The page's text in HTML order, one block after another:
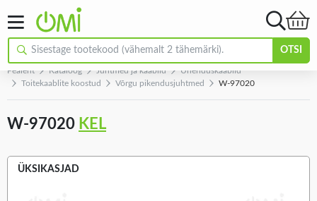
OTSI
Pealeht Kataloog Juhtmed ja kaablid
Ühenduskaablid
Toitekaablite koostud
Võrgu pikendusjuhtmed W-97020
W-97020 KEL
ÜKSIKASJAD